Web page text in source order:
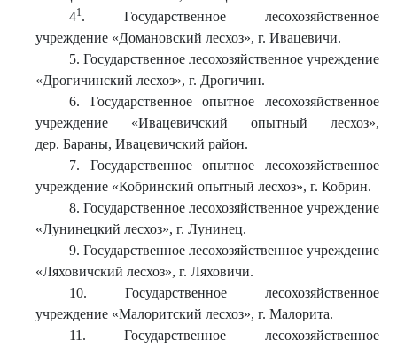
41. Государственное лесохозяйственное
учреждение «Домановский лесхоз», г. Ивацевичи.
5. Государственное лесохозяйственное учреждение
«Дрогичинский лесхоз», г. Дрогичин.
6. Государственное опытное лесохозяйственное
учреждение «Ивацевичский опытный лесхоз»,
дер. Бараны, Ивацевичский район.
7. Государственное опытное лесохозяйственное
учреждение «Кобринский опытный лесхоз», г. Кобрин.
8. Государственное лесохозяйственное учреждение
«Лунинецкий лесхоз», г. Лунинец.
9. Государственное лесохозяйственное учреждение
«Ляховичский лесхоз», г. Ляховичи.
10. Государственное лесохозяйственное
учреждение «Малоритский лесхоз», г. Малорита.
11. Государственное лесохозяйственное